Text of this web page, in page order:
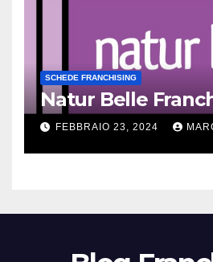
SCHEDE FRANCHISING
Natur Belle
FEBBRAIO 23, 2024